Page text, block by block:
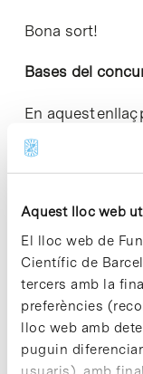
Aquest lloc web
El lloc web de
Científic de
tercers amb la
preferències
lloc web amb
puguin
usuaris), amb
Bona sort!
Bases del
En aquest
*Consulteu les
Share